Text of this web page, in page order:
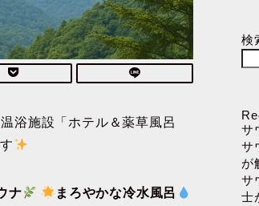
浴施設「ホテル＆薬草風呂
ナ
まろやかな冷水風呂
検
サ
サ
が
サ
士